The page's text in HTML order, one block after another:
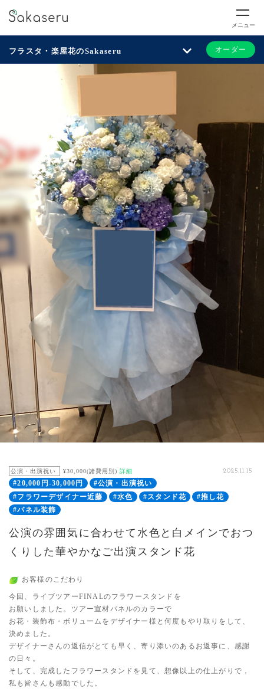
メニュー
フラスタ・楽屋花のSakaseru オーダー
公演・出演祝い ¥30,000(諸費用別) 詳細 2025.11.15
#20,000円-30,000円
#公演・出演祝い
#フラワーデザイナー近藤
#水色 #スタンド花
#推し花
#パネル装飾
公演の雰囲気に合わせて水色と白メインでおつ
くりした華やかなご出演スタンド花
お客様のこだわり
今回、ライブツアーFINALのフラワースタンドを
お願いしました。ツアー宣材パネルのカラーで
お花・装飾布・ボリュームをデザイナー様と何度もやり取りをして、
決めました。
デザイナーさんの返信がとても早く、寄り添いのあるお返事に、感謝
の日々。
そして、完成したフラワースタンドを見て、想像以上の仕上がりで，
私も皆さんも感動でした。